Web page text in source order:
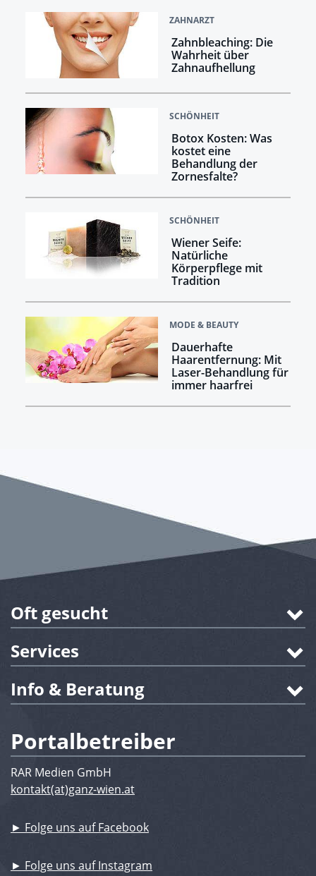
ZAHNARZT
Zahnbleaching: Die
Wahrheit über
Zahnaufhellung
SCHÖNHEIT
Botox Kosten: Was
kostet eine
Behandlung der
Zornesfalte?
SCHÖNHEIT
Wiener Seife:
Natürliche
Körperpflege mit
Tradition
MODE & BEAUTY
Dauerhafte
Haarentfernung: Mit
Laser-Behandlung für
immer haarfrei
Oft gesucht
Services
Info & Beratung
Portalbetreiber
RAR Medien GmbH
kontakt(at)ganz-wien.at
► Folge uns auf Facebook
► Folge uns auf Instagram